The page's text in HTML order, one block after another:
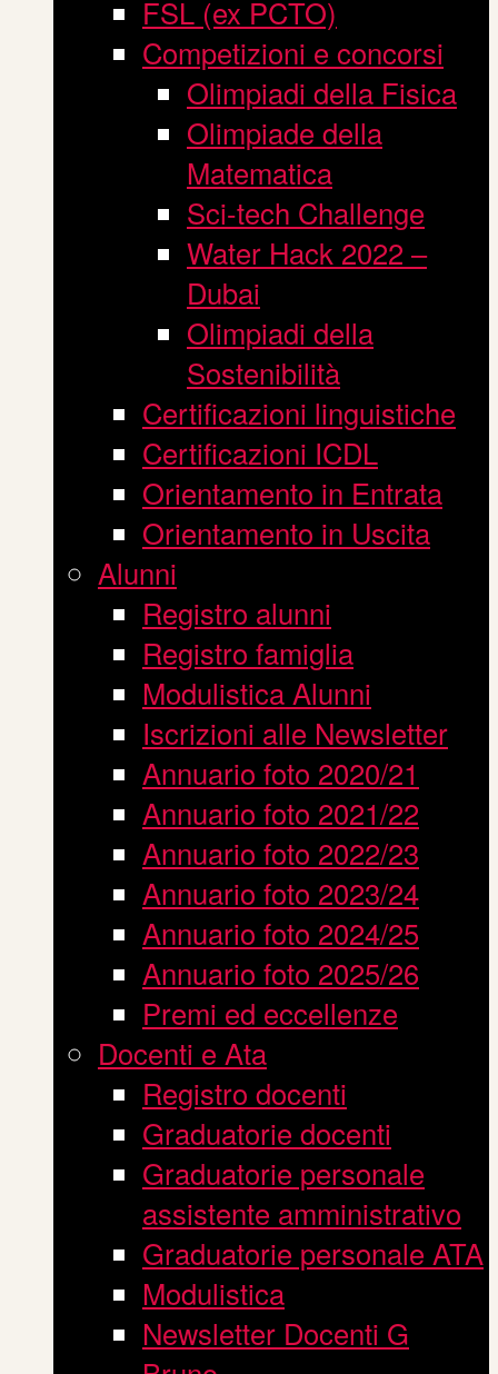
FSL (ex PCTO)
Competizioni e concorsi
Olimpiadi della Fisica
Olimpiade della
Matematica
Sci-tech Challenge
Water Hack 2022 –
Dubai
Olimpiadi della
Sostenibilità
Certificazioni linguistiche
Certificazioni ICDL
Orientamento in Entrata
Orientamento in Uscita
Alunni
Registro alunni
Registro famiglia
Modulistica Alunni
Iscrizioni alle Newsletter
Annuario foto 2020/21
Annuario foto 2021/22
Annuario foto 2022/23
Annuario foto 2023/24
Annuario foto 2024/25
Annuario foto 2025/26
Premi ed eccellenze
Docenti e Ata
Registro docenti
Graduatorie docenti
Graduatorie personale
assistente amministrativo
Graduatorie personale ATA
Modulistica
Newsletter Docenti G